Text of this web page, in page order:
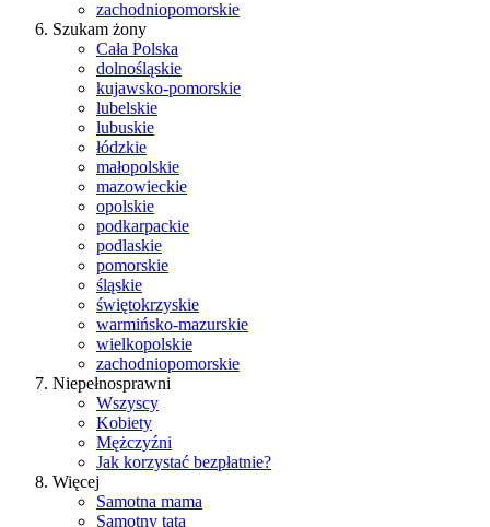
zachodniopomorskie
Szukam żony
Cała Polska
dolnośląskie
kujawsko-pomorskie
lubelskie
lubuskie
łódzkie
małopolskie
mazowieckie
opolskie
podkarpackie
podlaskie
pomorskie
śląskie
świętokrzyskie
warmińsko-mazurskie
wielkopolskie
zachodniopomorskie
Niepełnosprawni
Wszyscy
Kobiety
Mężczyźni
Jak korzystać bezpłatnie?
Więcej
Samotna mama
Samotny tata